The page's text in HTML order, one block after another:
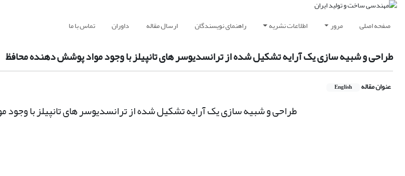
صفحه اصلی مرور اطلاعات نشریه راهنمای نویسندگان ارسال مقاله داوران تماس با ما
طراحی و شبیه سازی یک آرایه تشکیل شده از ترانسدیوسر های تانپیلز با وجود مواد پوشش دهنده محافظ
عنوان مقاله English
طراحی و شبیه سازی یک آرایه تشکیل شده از ترانسدیوسر های تانپیلز با